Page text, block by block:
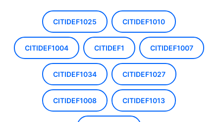
CITIDEF1025 CITIDEF1010
CITIDEF1004 CITIDEF1 CITIDEF1007
CITIDEF1034 CITIDEF1027
CITIDEF1008 CITIDEF1013